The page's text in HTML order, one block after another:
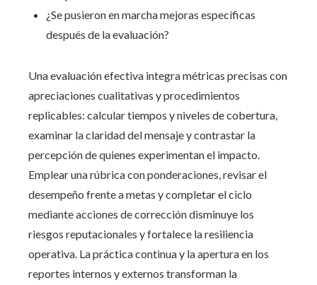
¿Se pusieron en marcha mejoras específicas
después de la evaluación?
Una evaluación efectiva integra métricas precisas con
apreciaciones cualitativas y procedimientos
replicables: calcular tiempos y niveles de cobertura,
examinar la claridad del mensaje y contrastar la
percepción de quienes experimentan el impacto.
Emplear una rúbrica con ponderaciones, revisar el
desempeño frente a metas y completar el ciclo
mediante acciones de corrección disminuye los
riesgos reputacionales y fortalece la resiliencia
operativa. La práctica continua y la apertura en los
reportes internos y externos transforman la